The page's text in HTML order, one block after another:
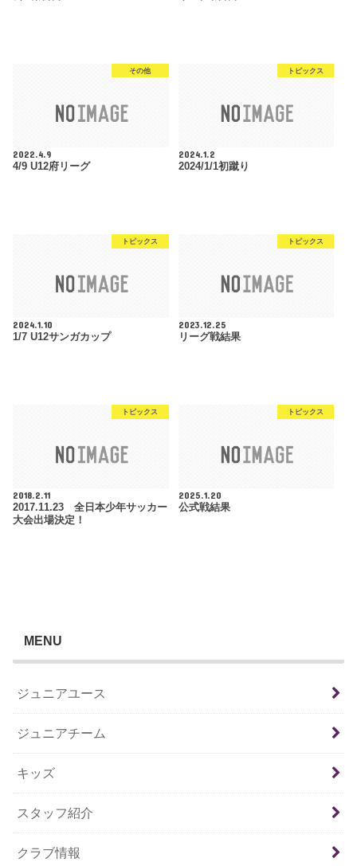
その他
2022.4.9
4/9 U12府リーグ
トピックス
2024.1.2
2024/1/1初蹴り
トピックス
2024.1.10
1/7 U12サンガカップ
トピックス
2023.12.25
リーグ戦結果
トピックス
2018.2.11
2017.11.23 全日本少年サッカー
大会出場決定！
トピックス
2025.1.20
公式戦結果
MENU
ジュニアユース
ジュニアチーム
キッズ
スタッフ紹介
クラブ情報